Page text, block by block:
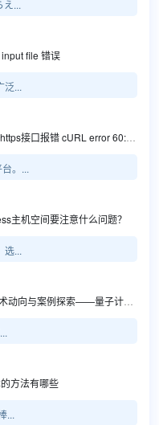
え...
file 错误
泛...
cURL error 60: SSL certificate problem...
。...
主机空间要注意什么问题？
选...
商业领域的应用，结合具体案例阐述其背景、起因、经过和结果。同时，强调技术文档和运维文档的重要性，揭示它们在新技术发展和行业标准...
方法有哪些
...